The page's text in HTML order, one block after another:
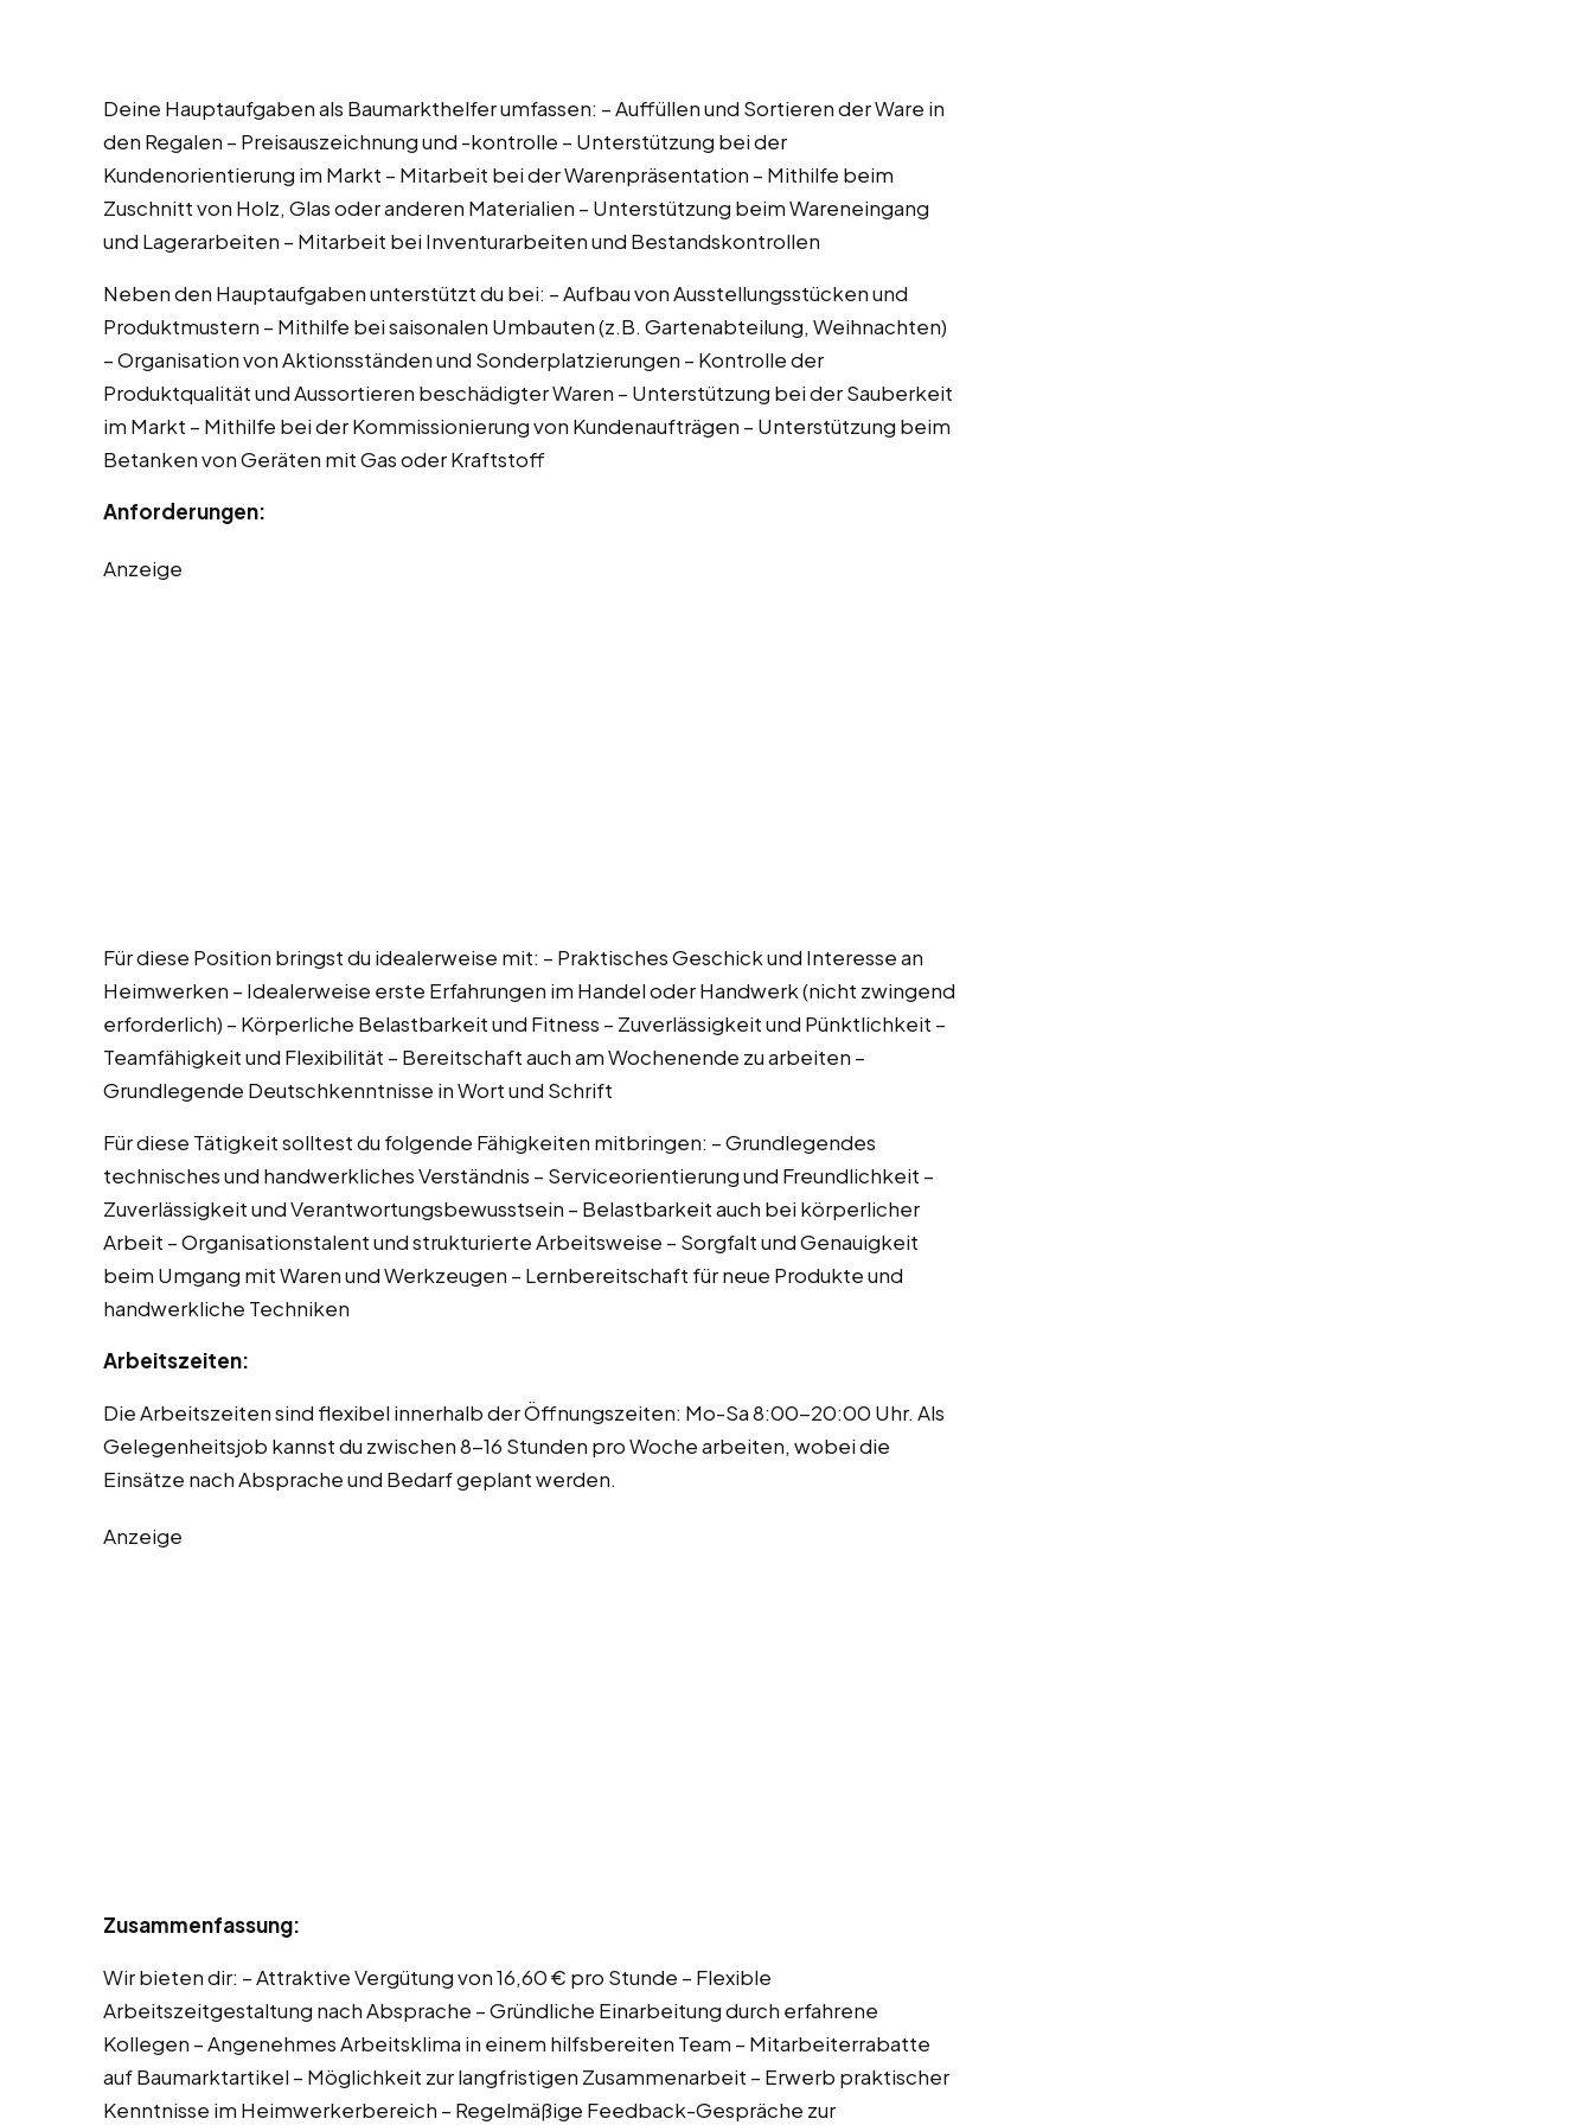
Deine Hauptaufgaben als Baumarkthelfer umfassen: – Auffüllen und Sortieren der Ware in
den Regalen – Preisauszeichnung und -kontrolle – Unterstützung bei der
Kundenorientierung im Markt – Mitarbeit bei der Warenpräsentation – Mithilfe beim
Zuschnitt von Holz, Glas oder anderen Materialien – Unterstützung beim Wareneingang
und Lagerarbeiten – Mitarbeit bei Inventurarbeiten und Bestandskontrollen
Neben den Hauptaufgaben unterstützt du bei: – Aufbau von Ausstellungsstücken und
Produktmustern – Mithilfe bei saisonalen Umbauten (z.B. Gartenabteilung, Weihnachten)
– Organisation von Aktionsständen und Sonderplatzierungen – Kontrolle der
Produktqualität und Aussortieren beschädigter Waren – Unterstützung bei der Sauberkeit
im Markt – Mithilfe bei der Kommissionierung von Kundenaufträgen – Unterstützung beim
Betanken von Geräten mit Gas oder Kraftstoff
Anforderungen:
Anzeige
Für diese Position bringst du idealerweise mit: – Praktisches Geschick und Interesse an
Heimwerken – Idealerweise erste Erfahrungen im Handel oder Handwerk (nicht zwingend
erforderlich) – Körperliche Belastbarkeit und Fitness – Zuverlässigkeit und Pünktlichkeit –
Teamfähigkeit und Flexibilität – Bereitschaft auch am Wochenende zu arbeiten –
Grundlegende Deutschkenntnisse in Wort und Schrift
Für diese Tätigkeit solltest du folgende Fähigkeiten mitbringen: – Grundlegendes
technisches und handwerkliches Verständnis – Serviceorientierung und Freundlichkeit –
Zuverlässigkeit und Verantwortungsbewusstsein – Belastbarkeit auch bei körperlicher
Arbeit – Organisationstalent und strukturierte Arbeitsweise – Sorgfalt und Genauigkeit
beim Umgang mit Waren und Werkzeugen – Lernbereitschaft für neue Produkte und
handwerkliche Techniken
Arbeitszeiten:
Die Arbeitszeiten sind flexibel innerhalb der Öffnungszeiten: Mo-Sa 8:00-20:00 Uhr. Als
Gelegenheitsjob kannst du zwischen 8-16 Stunden pro Woche arbeiten, wobei die
Einsätze nach Absprache und Bedarf geplant werden.
Anzeige
Zusammenfassung:
Wir bieten dir: – Attraktive Vergütung von 16,60 € pro Stunde – Flexible
Arbeitszeitgestaltung nach Absprache – Gründliche Einarbeitung durch erfahrene
Kollegen – Angenehmes Arbeitsklima in einem hilfsbereiten Team – Mitarbeiterrabatte
auf Baumarktartikel – Möglichkeit zur langfristigen Zusammenarbeit – Erwerb praktischer
Kenntnisse im Heimwerkerbereich – Regelmäßige Feedback-Gespräche zur